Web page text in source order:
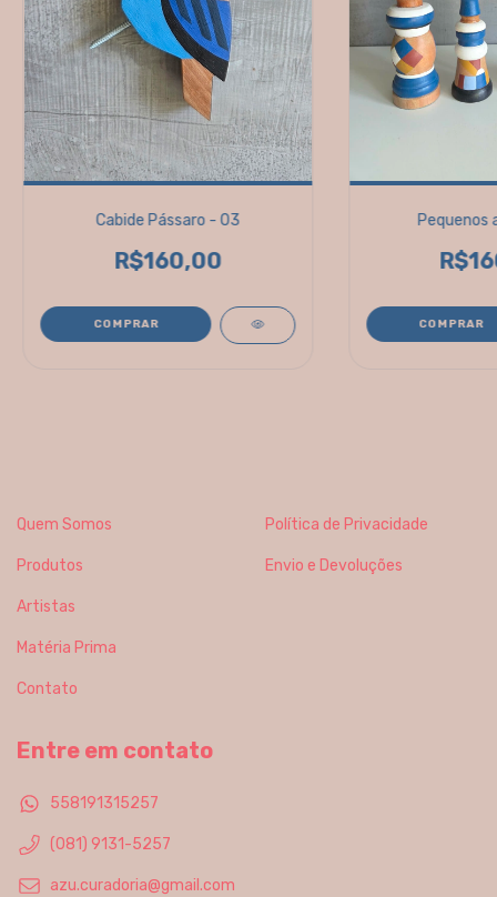
Cabide Pássaro - 03
R$160,00
COMPRAR
Quem Somos
Produtos
Artistas
Matéria Prima
Contato
Política de Privacidade
Envio e Devoluções
Entre em contato
558191315257
(081) 9131-5257
azu.curadoria@gmail.com